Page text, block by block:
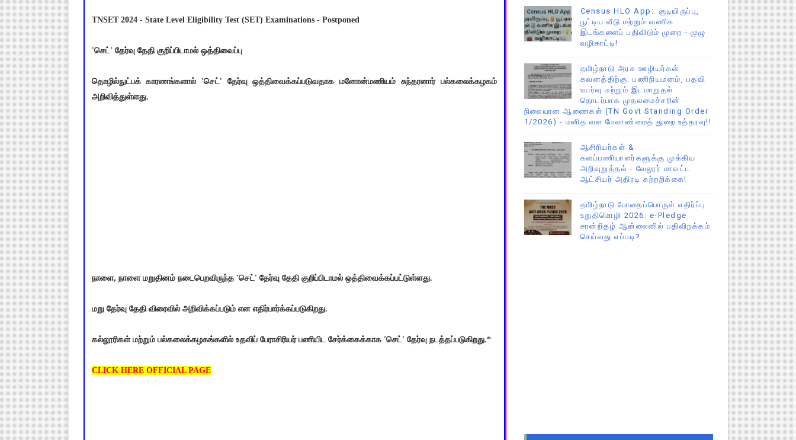
TNSET 2024 - State Level Eligibility Test (SET) Examinations - Postponed
'செட்' தேர்வு தேதி குறிப்பிடாமல் ஒத்திவைப்பு
தொழில்நுட்பக் காரணங்களால் 'செட்' தேர்வு ஒத்திவைக்கப்படுவதாக மனோன்மணியம் சுந்தரனார் பல்கலைக்கழகம்
அறிவித்துள்ளது.
நாளை, நாளை மறுதினம் நடைபெறவிருந்த 'செட்' தேர்வு தேதி குறிப்பிடாமல் ஒத்திவைக்கப்பட்டுள்ளது.
மறு தேர்வு தேதி விரைவில் அறிவிக்கப்படும் என எதிர்பார்க்கப்படுகிறது.
கல்லூரிகள் மற்றும் பல்கலைக்கழகங்களில் உதவிப் பேராசிரியர் பணியிட சேர்க்கைக்காக 'செட்' தேர்வு நடத்தப்படுகிறது.*
CLICK HERE OFFICIAL PAGE
Census HLO App:: குடியிருப்பு,
பூட்டிய வீடு மற்றும் வணிக
இடங்களைப் பதிவிடும் முறை - முழு
வழிகாட்டி!
தமிழ்நாடு அரசு ஊழியர்கள்
கவனத்திற்கு: பணிநியமனம், பதவி
உயர்வு மற்றும் இடமாறுதல்
தொடர்பாக முதலமைச்சரின்
நிலையான ஆணைகள் (TN Govt Standing Order
1/2026) - மனித வள மேலாண்மைத் துறை உத்தரவு!!
ஆசிரியர்கள் &
களப்பணியாளர்களுக்கு முக்கிய
அறிவுறுத்தல் - வேலூர் மாவட்ட
ஆட்சியர் அதிரடி சுற்றறிக்கை!
தமிழ்நாடு போதைப்பொருள் எதிர்ப்பு
உறுதிமொழி 2026: e-Pledge
சான்றிதழ் ஆன்லைனில் பதிவிறக்கம்
செய்வது எப்படி?